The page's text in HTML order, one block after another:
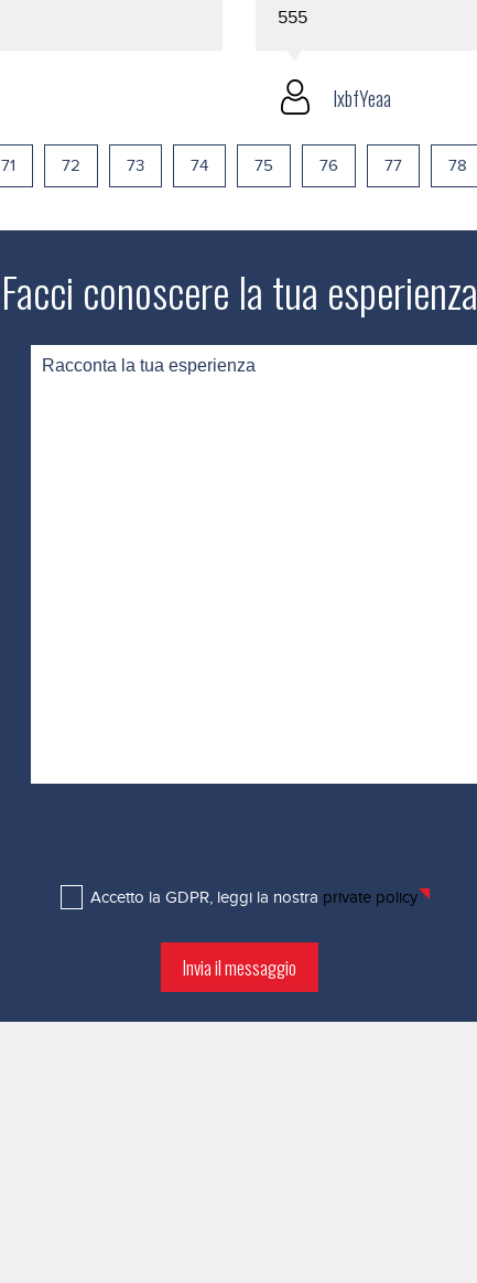
555
lxbfYeaa
71 72 73 74 75 76 77 78
Facci conoscere la tua esperienza
Accetto la GDPR, leggi la nostra private policy
Invia il messaggio